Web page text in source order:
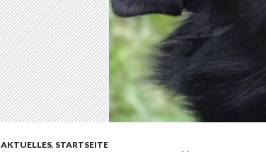
AKTUELLES, STARTSEITE